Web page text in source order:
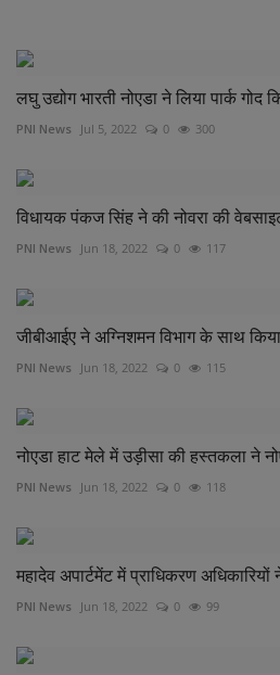
लघु उद्योग भारती नोएडा ने लिया पार्क गोद
PNI News Jul 5, 2022 0 300
विधायक पंकज सिंह ने की नोवरा की
PNI News Jun 18, 2022 0 117
जीबीआईए ने अग्निशमन विभाग के साथ
PNI News Jun 18, 2022 0 115
नोएडा हाट मेले में उड़ीसा की हस्तकला ने
PNI News Jun 18, 2022 0 118
महादेव अपार्टमेंट में प्राधिकरण
PNI News Jun 18, 2022 0 99